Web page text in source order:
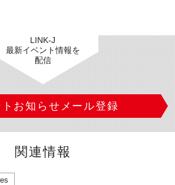
LINK-J
最新イベント情報を
配信
トお知らせメール登録
関連情報